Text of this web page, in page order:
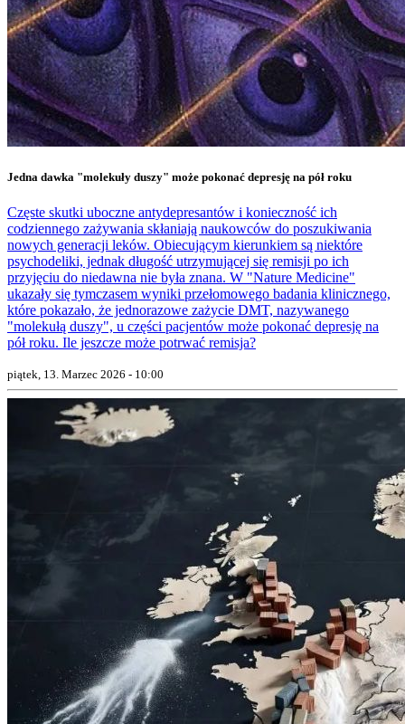
Jedna dawka "molekuły duszy" może pokonać depresję na pół roku
Częste skutki uboczne antydepresantów i konieczność ich
codziennego zażywania skłaniają naukowców do poszukiwania
nowych generacji leków. Obiecującym kierunkiem są niektóre
psychodeliki, jednak długość utrzymującej się remisji po ich
przyjęciu do niedawna nie była znana. W "Nature Medicine"
ukazały się tymczasem wyniki przełomowego badania klinicznego,
które pokazało, że jednorazowe zażycie DMT, nazywanego
"molekułą duszy", u części pacjentów może pokonać depresję na
pół roku. Ile jeszcze może potrwać remisja?
piątek, 13. Marzec 2026 - 10:00